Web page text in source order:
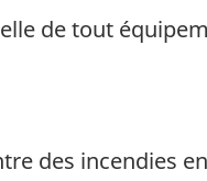
de tout
des incendies